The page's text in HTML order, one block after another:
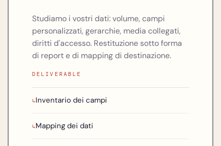
Studiamo i vostri dati: volume, campi
personalizzati, gerarchie, media collegati,
diritti d'accesso. Restituzione sotto forma
di report e di mapping di destinazione.
DELIVERABLE
↳Inventario dei campi
↳Mapping dei dati